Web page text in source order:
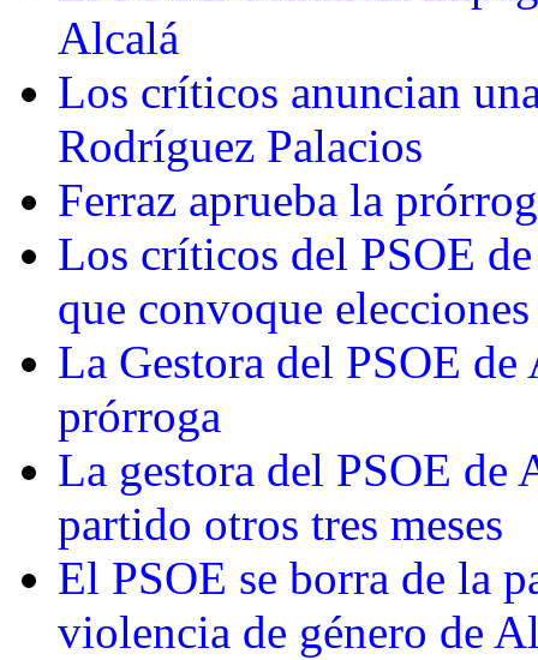
Alcalá
Los críticos anuncian
Rodríguez Palacios
Ferraz aprueba la
Los críticos del PSOE
que convoque elecciones
La Gestora del PSOE
prórroga
La gestora del PSOE de
partido otros tres meses
El PSOE se borra de la
violencia de género de